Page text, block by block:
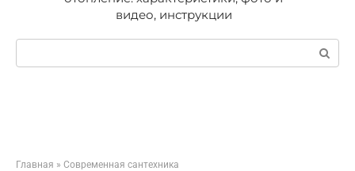
видео, инструкции
Поиск:
Главная » Современная сантехника